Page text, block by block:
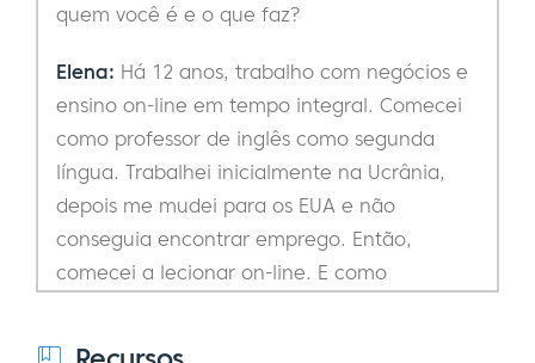
quem você é e o que faz?
Elena: Há 12 anos, trabalho com negócios e
ensino on-line em tempo integral. Comecei
como professor de inglês como segunda
língua. Trabalhei inicialmente na Ucrânia,
depois me mudei para os EUA e não
conseguia encontrar emprego. Então,
comecei a lecionar on-line. E como